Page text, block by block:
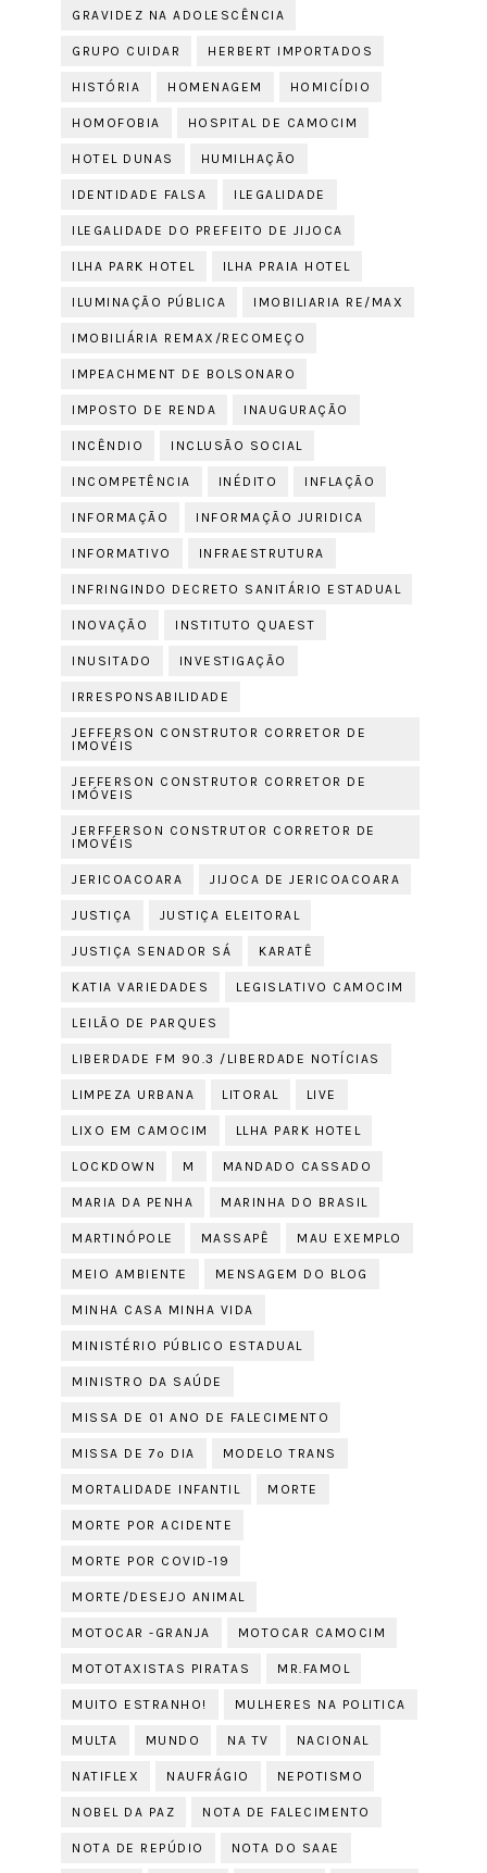
GRAVIDEZ NA ADOLESCÊNCIA
GRUPO CUIDAR HERBERT IMPORTADOS
HISTÓRIA HOMENAGEM HOMICÍDIO
HOMOFOBIA HOSPITAL DE CAMOCIM
HOTEL DUNAS HUMILHAÇÃO
IDENTIDADE FALSA ILEGALIDADE
ILEGALIDADE DO PREFEITO DE JIJOCA
ILHA PARK HOTEL ILHA PRAIA HOTEL
ILUMINAÇÃO PÚBLICA IMOBILIARIA RE/MAX
IMOBILIÁRIA REMAX/RECOMEÇO
IMPEACHMENT DE BOLSONARO
IMPOSTO DE RENDA INAUGURAÇÃO
INCÊNDIO INCLUSÃO SOCIAL
INCOMPETÊNCIA INÉDITO INFLAÇÃO
INFORMAÇÃO INFORMAÇÃO JURIDICA
INFORMATIVO INFRAESTRUTURA
INFRINGINDO DECRETO SANITÁRIO ESTADUAL
INOVAÇÃO INSTITUTO QUAEST
INUSITADO INVESTIGAÇÃO
IRRESPONSABILIDADE
JEFFERSON CONSTRUTOR CORRETOR DE
IMOVÉIS
JEFFERSON CONSTRUTOR CORRETOR DE
IMÓVEIS
JERFFERSON CONSTRUTOR CORRETOR DE
IMOVÉIS
JERICOACOARA JIJOCA DE JERICOACOARA
JUSTIÇA JUSTIÇA ELEITORAL
JUSTIÇA SENADOR SÁ KARATÊ
KATIA VARIEDADES LEGISLATIVO CAMOCIM
LEILÃO DE PARQUES
LIBERDADE FM 90.3 /LIBERDADE NOTÍCIAS
LIMPEZA URBANA LITORAL LIVE
LIXO EM CAMOCIM LLHA PARK HOTEL
LOCKDOWN M MANDADO CASSADO
MARIA DA PENHA MARINHA DO BRASIL
MARTINÓPOLE MASSAPÊ MAU EXEMPLO
MEIO AMBIENTE MENSAGEM DO BLOG
MINHA CASA MINHA VIDA
MINISTÉRIO PÚBLICO ESTADUAL
MINISTRO DA SAÚDE
MISSA DE 01 ANO DE FALECIMENTO
MISSA DE 7º DIA MODELO TRANS
MORTALIDADE INFANTIL MORTE
MORTE POR ACIDENTE
MORTE POR COVID-19
MORTE/DESEJO ANIMAL
MOTOCAR -GRANJA MOTOCAR CAMOCIM
MOTOTAXISTAS PIRATAS MR.FAMOL
MUITO ESTRANHO! MULHERES NA POLITICA
MULTA MUNDO NA TV NACIONAL
NATIFLEX NAUFRÁGIO NEPOTISMO
NOBEL DA PAZ NOTA DE FALECIMENTO
NOTA DE REPÚDIO NOTA DO SAAE